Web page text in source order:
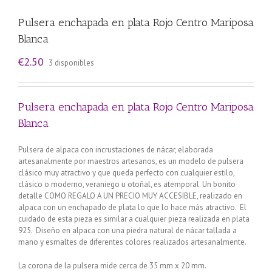
Pulsera enchapada en plata Rojo Centro Mariposa
Blanca
€2.50 3 disponibles
Pulsera enchapada en plata Rojo Centro Mariposa
Blanca
Pulsera de alpaca con incrustaciones de nácar, elaborada
artesanalmente por maestros artesanos, es un modelo de pulsera
clásico muy atractivo y que queda perfecto con cualquier estilo,
clásico o moderno, veraniego u otoñal, es atemporal. Un bonito
detalle COMO REGALO A UN PRECIO MUY ACCESIBLE, realizado en
alpaca con un enchapado de plata lo que lo hace más atractivo. El
cuidado de esta pieza es similar a cualquier pieza realizada en plata
925. Diseño en alpaca con una piedra natural de nácar tallada a
mano y esmaltes de diferentes colores realizados artesanalmente.
La corona de la pulsera mide cerca de 35 mm x 20 mm.